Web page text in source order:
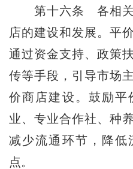
第十六条 各相关
店的建设和发展。平
通过资金支持、政策
传等手段，引导市场
价商店建设。鼓励平
业、专业合作社、种
减少流通环节，降低
点。